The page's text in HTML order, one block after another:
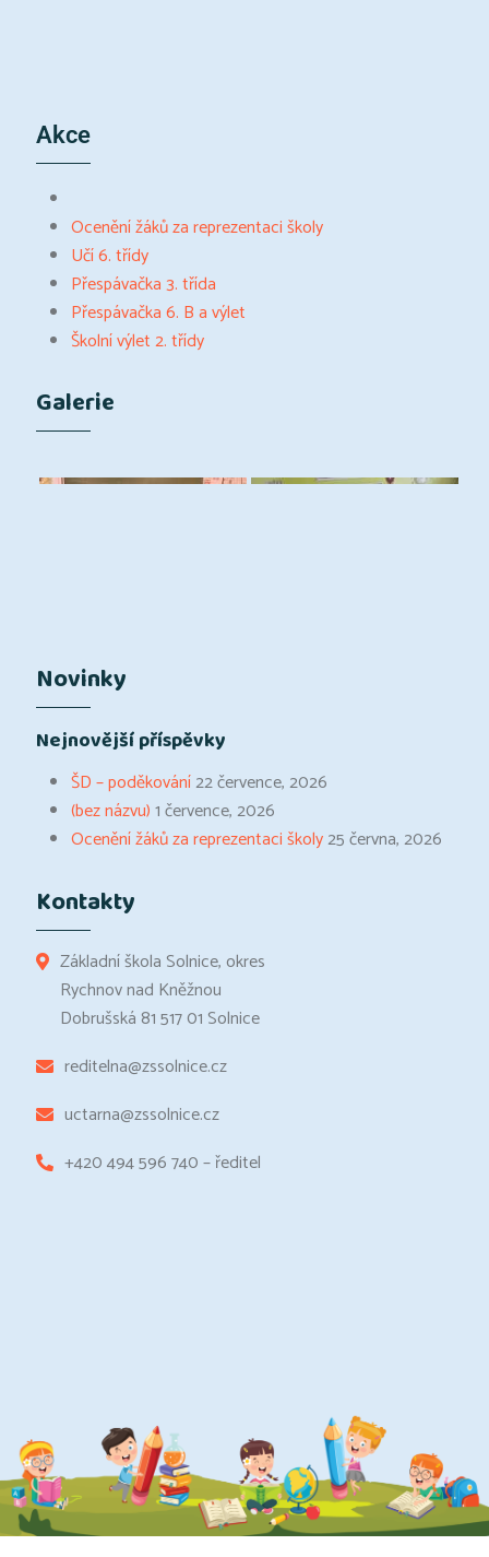
Akce
Ocenění žáků za reprezentaci školy
Učí 6. třídy
Přespávačka 3. třída
Přespávačka 6. B a výlet
Školní výlet 2. třídy
Galerie
Novinky
Nejnovější příspěvky
ŠD – poděkování22 července, 2026
(bez názvu)1 července, 2026
Ocenění žáků za reprezentaci školy25 června, 2026
Kontakty
Základní škola Solnice, okres
Rychnov nad Kněžnou
Dobrušská 81 517 01 Solnice
reditelna@zssolnice.cz
uctarna@zssolnice.cz
+420 494 596 740 – ředitel